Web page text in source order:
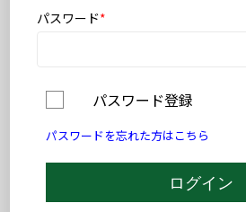
パスワード*
パスワード登録
パスワードを忘れた方はこちら